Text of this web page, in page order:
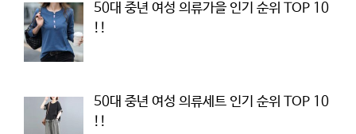
50대 중년 여성 의류가을 인기 순위 TOP 10
!!
50대 중년 여성 의류세트 인기 순위 TOP 10
!!